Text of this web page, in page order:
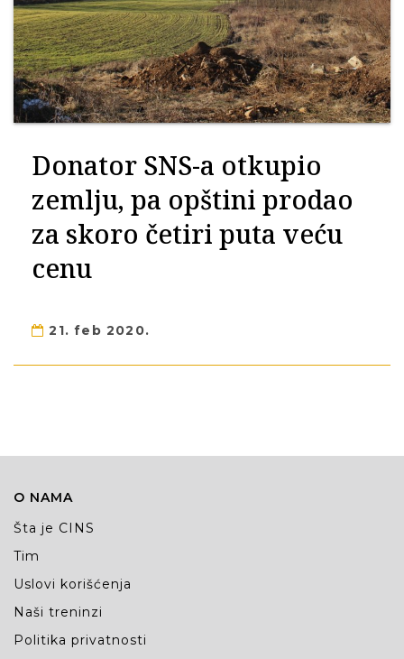
Donator SNS-a otkupio
zemlju, pa opštini prodao
za skoro četiri puta veću
cenu
21. feb 2020.
O NAMA
Šta je CINS
Tim
Uslovi korišćenja
Naši treninzi
Politika privatnosti